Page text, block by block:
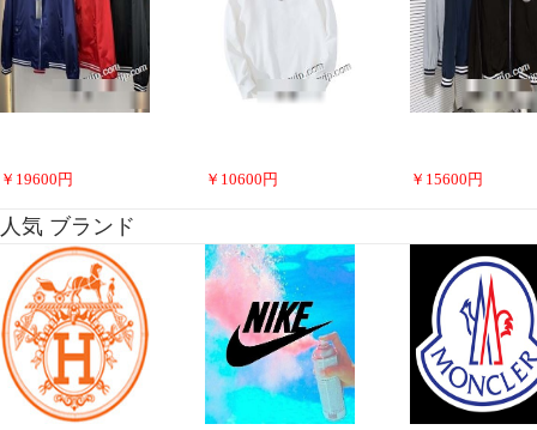
￥ 19600 円 ￥ 10600 円 ￥ 15600 円
人気 ブランド